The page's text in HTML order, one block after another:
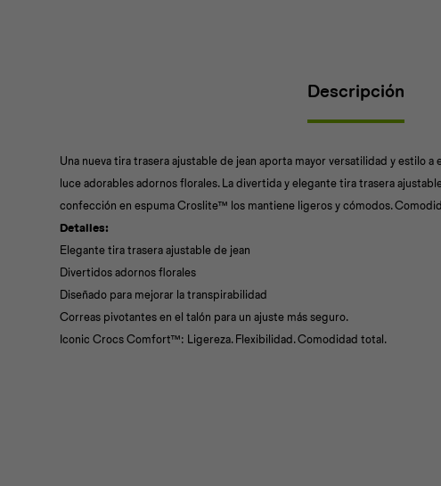
Descripción
Una nueva tira trasera ajustable de jean aporta mayor versatilidad y estilo a
luce adorables adornos florales. La divertida y elegante tira trasera
confección en espuma Croslite™ los mantiene ligeros y cómodos.
Detalles:
Elegante tira trasera ajustable de jean
Divertidos adornos florales
Diseñado para mejorar la transpirabilidad
Correas pivotantes en el talón para un ajuste más seguro.
Iconic Crocs Comfort™: Ligereza. Flexibilidad. Comodidad total.